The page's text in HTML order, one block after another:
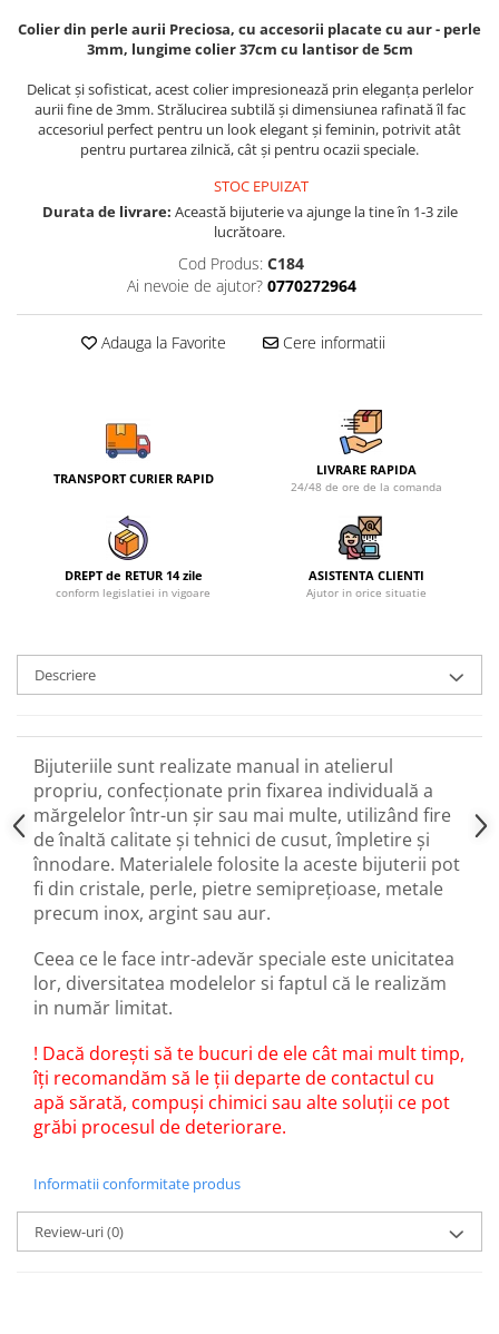
Colier din perle aurii Preciosa, cu accesorii placate cu aur - perle
3mm, lungime colier 37cm cu lantisor de 5cm
Delicat și sofisticat, acest colier impresionează prin eleganța perlelor
aurii fine de 3mm. Strălucirea subtilă și dimensiunea rafinată îl fac
accesoriul perfect pentru un look elegant și feminin, potrivit atât
pentru purtarea zilnică, cât și pentru ocazii speciale.
STOC EPUIZAT
Durata de livrare: Această bijuterie va ajunge la tine în 1-3 zile
lucrătoare.
Cod Produs: C184
Ai nevoie de ajutor? 0770272964
Adauga la Favorite Cere informatii
TRANSPORT CURIER RAPID LIVRARE RAPIDA
24/48 de ore de la comanda
DREPT de RETUR 14 zile
conform legislatiei in vigoare
ASISTENTA CLIENTI
Ajutor in orice situatie
Descriere
Bijuteriile sunt realizate manual in atelierul
propriu, confecționate prin fixarea individuală a
mărgelelor într-un șir sau mai multe, utilizând fire
de înaltă calitate și tehnici de cusut, împletire și
înnodare. Materialele folosite la aceste bijuterii pot
fi din cristale, perle, pietre semiprețioase, metale
precum inox, argint sau aur.
Ceea ce le face intr-adevăr speciale este unicitatea
lor, diversitatea modelelor si faptul că le realizăm
in număr limitat.
! Dacă dorești să te bucuri de ele cât mai mult timp,
îți recomandăm să le ții departe de contactul cu
apă sărată, compuși chimici sau alte soluții ce pot
grăbi procesul de deteriorare.
Informatii conformitate produs
Review-uri(0)